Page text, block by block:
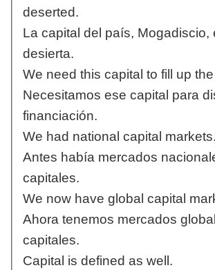
deserted.
La capital del país, Mogadiscio,
desierta.
We need this capital to fill up
Necesitamos ese capital para
financiación.
We had national capital markets.
Antes había mercados
capitales.
We now have global capital
Ahora tenemos mercados
capitales.
Capital is defined as well.